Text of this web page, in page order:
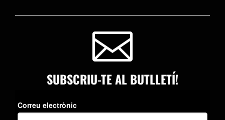

SUBSCRIU-TE AL BUTLLETÍ!